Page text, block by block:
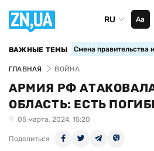
RU Аа
ВАЖНЫЕ ТЕМЫ Смена правительства
ГЛАВНАЯ ВОЙНА
АРМИЯ РФ
ОБЛАСТЬ: ЕСТЬ
05 марта, 2024, 15:20
Поделиться